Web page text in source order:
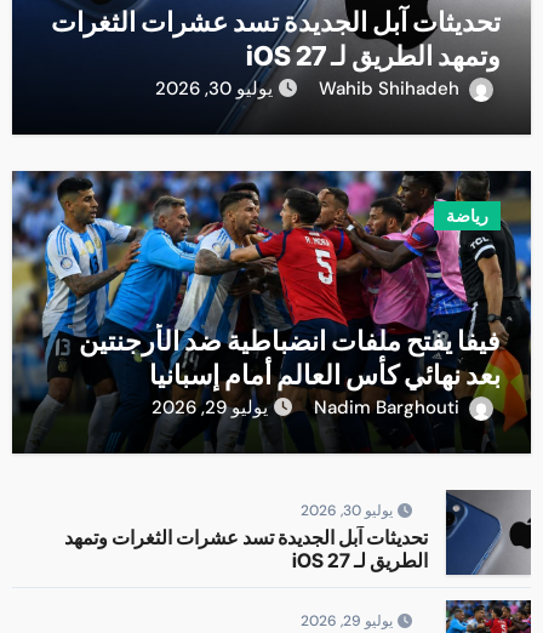
تحديثات آبل الجديدة تسد عشرات الثغرات
وتمهد الطريق لـ iOS 27
Wahib Shihadeh يوليو 30, 2026
رياضة
فيفا يفتح ملفات انضباطية ضد الأرجنتين
بعد نهائي كأس العالم أمام إسبانيا
Nadim Barghouti يوليو 29, 2026
يوليو 30, 2026
تحديثات آبل الجديدة تسد عشرات الثغرات وتمهد
الطريق لـ iOS 27
يوليو 29, 2026